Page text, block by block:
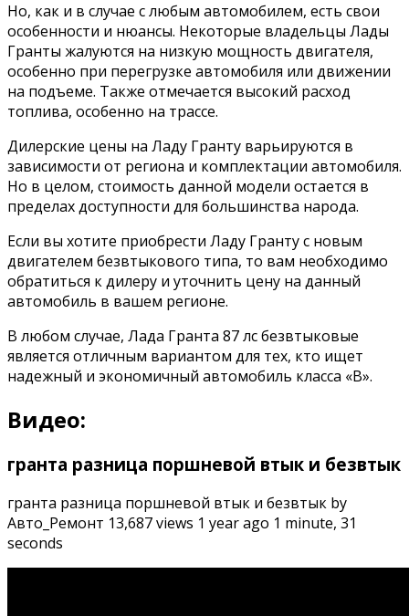
Но, как и в случае с любым автомобилем, есть свои
особенности и нюансы. Некоторые владельцы Лады
Гранты жалуются на низкую мощность двигателя,
особенно при перегрузке автомобиля или движении
на подъеме. Также отмечается высокий расход
топлива, особенно на трассе.
Дилерские цены на Ладу Гранту варьируются в
зависимости от региона и комплектации автомобиля.
Но в целом, стоимость данной модели остается в
пределах доступности для большинства народа.
Если вы хотите приобрести Ладу Гранту с новым
двигателем безвтыкового типа, то вам необходимо
обратиться к дилеру и уточнить цену на данный
автомобиль в вашем регионе.
В любом случае, Лада Гранта 87 лс безвтыковые
является отличным вариантом для тех, кто ищет
надежный и экономичный автомобиль класса «В».
Видео:
гранта разница поршневой втык и безвтык
гранта разница поршневой втык и безвтык by
Авто_Ремонт 13,687 views 1 year ago 1 minute, 31
seconds